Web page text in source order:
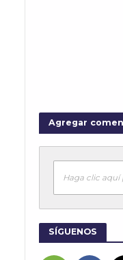
Agregar
Haga clic
SÍGUENOS